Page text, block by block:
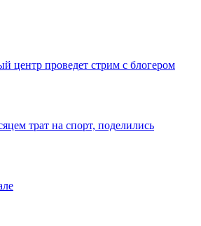
центр проведет стрим с блогером
трат на спорт, поделились